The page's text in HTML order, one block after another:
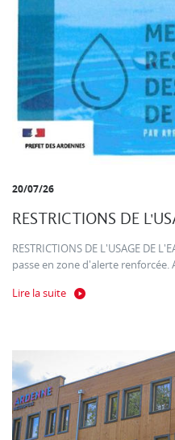
20/07/26
RESTRICTIONS DE
RESTRICTIONS DE L'USAGE DE
passe en zone d'alerte
Lire la suite